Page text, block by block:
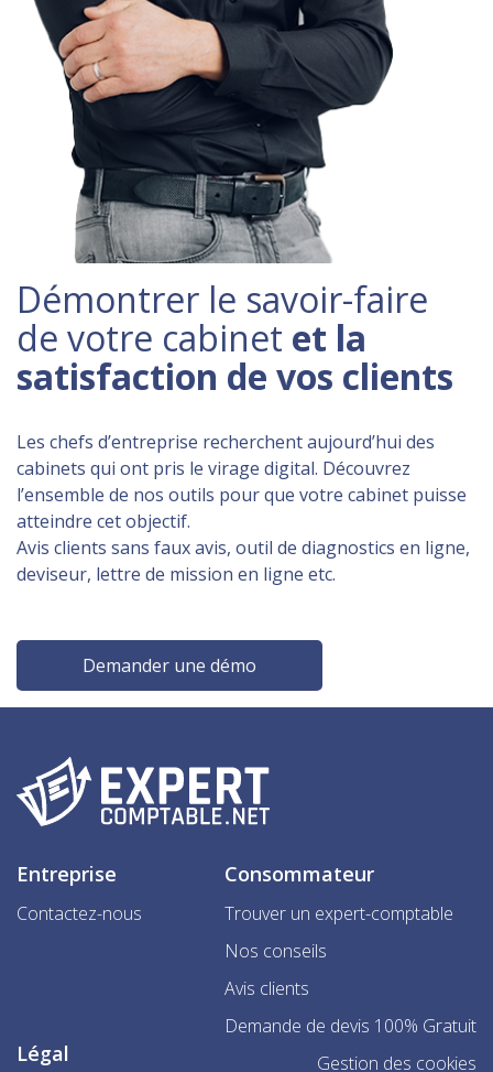
Démontrer le savoir-faire
de votre cabinet et la
satisfaction de vos clients
Les chefs d’entreprise recherchent aujourd’hui des
cabinets qui ont pris le virage digital. Découvrez
l’ensemble de nos outils pour que votre cabinet puisse
atteindre cet objectif.
Avis clients sans faux avis, outil de diagnostics en ligne,
deviseur, lettre de mission en ligne etc.
Demander une démo
Entreprise
Contactez-nous
Consommateur
Trouver un expert-comptable
Nos conseils
Avis clients
Demande de devis 100% Gratuit
Légal Gestion des cookies